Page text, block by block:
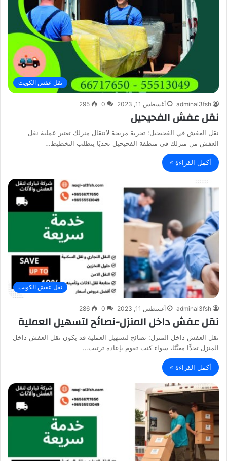
نقل عفش الكويت
adminal3fsh أغسطس 11, 2023 0
295
نقل عفش الفحيحيل
نقل العفش في الفحيحيل: تجربة مريحة لانتقال منزلك تعتبر عملية نقل
العفش من منزلك في منطقة الفحيحيل تحديًا يتطلب التخطيط…
أكمل القراءة »
نقل عفش الكويت
adminal3fsh أغسطس 11, 2023 0
286
نقل عفش داخل المنزل-نصائح لتسهيل العملية
نقل العفش داخل المنزل: نصائح لتسهيل العملية قد يكون نقل العفش داخل
المنزل تحدٍّا معيَّنًا، سواء كنت تقوم بإعادة ترتيب…
أكمل القراءة »